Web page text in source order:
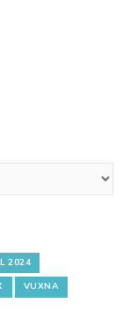
2024
VUXNA